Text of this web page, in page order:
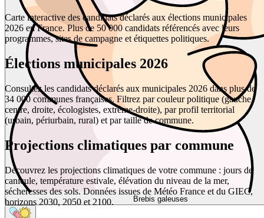
Brebis galeuses
Carte interactive des candidats déclarés aux élections municipales
2026 en France. Plus de 50 000 candidats référencés avec leurs
programmes, sites de campagne et étiquettes politiques.
Élections municipales 2026
Consultez les candidats déclarés aux municipales 2026 dans plus de
34 000 communes françaises. Filtrez par couleur politique (gauche,
centre, droite, écologistes, extrême-droite), par profil territorial
(urbain, périurbain, rural) et par taille de commune.
Projections climatiques par commune
Découvrez les projections climatiques de votre commune : jours de
canicule, température estivale, élévation du niveau de la mer,
sécheresses des sols. Données issues de Météo France et du GIEC,
horizons 2030, 2050 et 2100.